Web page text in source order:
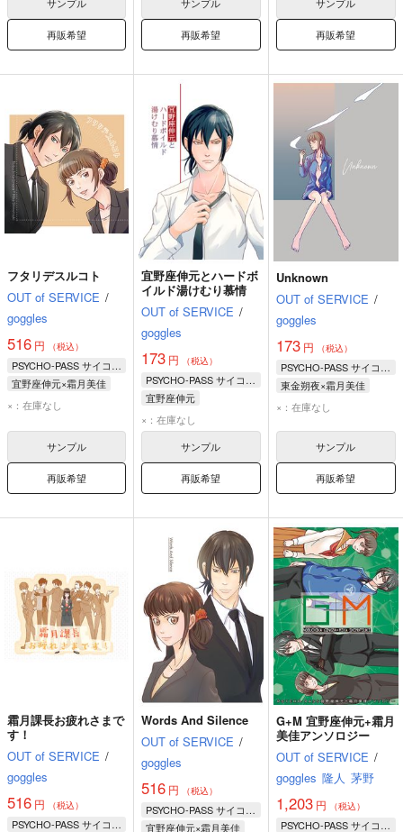
再販希望 再販希望 再販希望
フタリデスルコト
OUT of SERVICE /
goggles
516 円 （税込）
PSYCHO-PASS サイコパス
宜野座伸元×霜月美佳
宜野座伸元
×：在庫なし
サンプル
再販希望
宜野座伸元とハードボ
イルド湯けむり慕情
OUT of SERVICE /
goggles
173 円 （税込）
PSYCHO-PASS サイコパス
宜野座伸元
花城フレデリカ
狡噛慎也
×：在庫なし
サンプル
再販希望
Unknown
OUT of SERVICE /
goggles
173円 （税込）
PSYCHO-PASS サイコパス
東金朔夜×霜月美佳
東金朔夜
×：在庫なし
サンプル
再販希望
霜月課長お疲れさまで
す！
OUT of SERVICE /
goggles
516 円 （税込）
PSYCHO-PASS サイコパス
Words And Silence
OUT of SERVICE /
goggles
516 円 （税込）
PSYCHO-PASS サイコパス
宜野座伸元×霜月美佳
G+M 宜野座伸元+霜月
美佳アンソロジー
OUT of SERVICE /
goggles 隆人 茅野
1,203円 （税込）
PSYCHO-PASS サイコパス